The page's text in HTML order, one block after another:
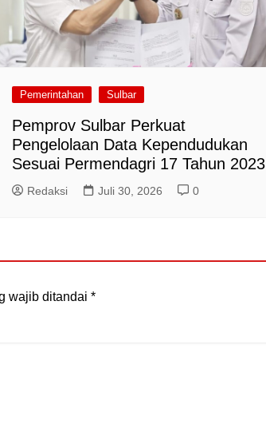
Pemerintahan Sulbar
Pemprov Sulbar Perkuat
Pengelolaan Data Kependudukan
Sesuai Permendagri 17 Tahun 2023
Redaksi Juli 30, 2026 0
wajib ditandai *